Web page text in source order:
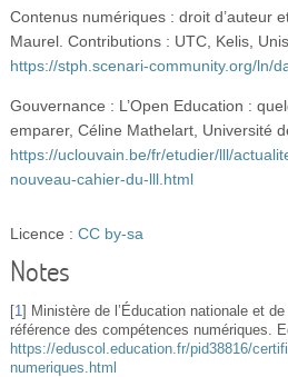
Contenus numériques : droit d’auteur
Maurel. Contributions : UTC, Kelis,
https://stph.scenari-community.org/ln/
Gouvernance : L’Open Education :
emparer, Céline Mathelart, Université
https://uclouvain.be/fr/etudier/lll/
nouveau-cahier-du-lll.html
Licence : CC by-sa
Notes
1]
Ministère de l’Éducation nationale et
référence des compétences numériques.
https://eduscol.education.fr/pid38816/
numeriques.html